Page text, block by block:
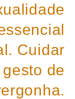
Cuidar
de